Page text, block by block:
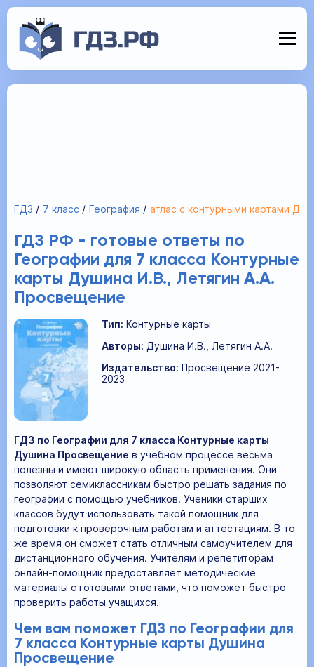
ГДЗ 7 класс География атлас с контурными картами
ГДЗ РФ - готовые ответы по
Географии для 7 класса Контурные
карты Душина И.В., Летягин А.А.
Просвещение
Тип: Контурные карты
Авторы: Душина И.В., Летягин А.А.
Издательство: Просвещение 2021-
2023
ГДЗ по Географии для 7 класса Контурные карты
Душина Просвещение в учебном процессе весьма
полезны и имеют широкую область применения. Они
позволяют семиклассникам быстро решать задания по
географии с помощью учебников. Ученики старших
классов будут использовать такой помощник для
подготовки к проверочным работам и аттестациям. В то
же время он сможет стать отличным самоучителем для
дистанционного обучения. Учителям и репетиторам
онлайн-помощник предоставляет методические
материалы с готовыми ответами, что поможет быстро
проверить работы учащихся.
Чем вам поможет ГДЗ по Географии для
7 класса Контурные карты Душина
Просвещение